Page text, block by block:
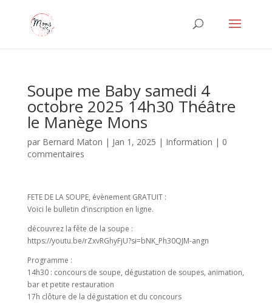
Soupe me Baby samedi 4
octobre 2025 14h30 Théâtre
le Manège Mons
par Bernard Maton | Jan 1, 2025 | Information | 0
commentaires
FETE DE LA SOUPE, évènement GRATUIT :
Voici le bulletin d’inscription en ligne.
découvrez la fête de la soupe :
https://youtu.be/rZxvRGhyFjU?si=bNK_Ph30QJM-angn
Programme :
14h30 : concours de soupe, dégustation de soupes, animation,
bar et petite restauration
17h clôture de la dégustation et du concours